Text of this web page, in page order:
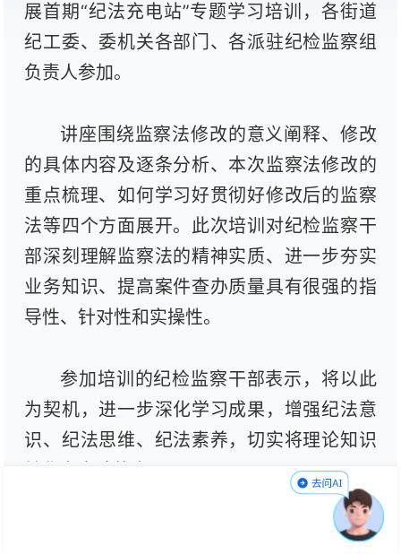
展首期“纪法充电站”专题学习培训，各街道
纪工委、委机关各部门、各派驻纪检监察组
负责人参加。
讲座围绕监察法修改的意义阐释、修改
的具体内容及逐条分析、本次监察法修改的
重点梳理、如何学习好贯彻好修改后的监察
法等四个方面展开。此次培训对纪检监察干
部深刻理解监察法的精神实质、进一步夯实
业务知识、提高案件查办质量具有很强的指
导性、针对性和实操性。
参加培训的纪检监察干部表示，将以此
为契机，进一步深化学习成果，增强纪法意
识、纪法思维、纪法素养，切实将理论知识
“我们将进一步着力在提升依规依纪依法